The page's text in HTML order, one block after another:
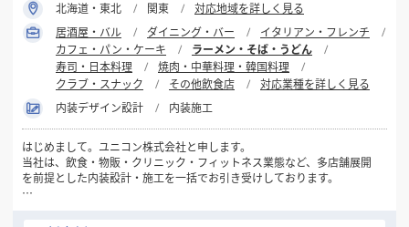
北海道・東北 関東
対応地域を詳しく見る
居酒屋・バル
ダイニング・バー
イタリアン・フレンチ
カフェ・パン・ケーキ
ラーメン・そば・うどん
寿司・日本料理
焼肉・中華料理・韓国料理
クラブ・スナック
その他飲食店
対応業種を詳しく見る
内装デザイン設計
内装施工
はじめまして。ユニコン株式会社と申します。
当社は、飲食・物販・クリニック・フィットネス業態など、多店舗展開
を前提とした内装設計・施工を一括でお引き受けしております。